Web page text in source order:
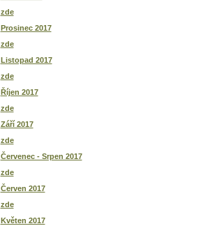
zde
Prosinec 2017
zde
Listopad 2017
zde
Říjen 2017
zde
Září 2017
zde
Červenec - Srpen 2017
zde
Červen 2017
zde
Květen 2017